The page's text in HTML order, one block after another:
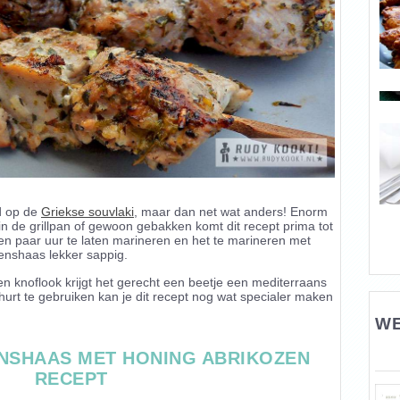
op de Griekse souvlaki, maar dan net wat anders! Enorm
de grillpan of gewoon gebakken komt dit recept prima tot
paar uur te laten marineren en het te marineren met
lekker sappig.
knoflook krijgt het gerecht een beetje een mediterraans
te gebruiken kan je dit recept nog wat specialer maken
MET HONING ABRIKOZEN
RECEPT